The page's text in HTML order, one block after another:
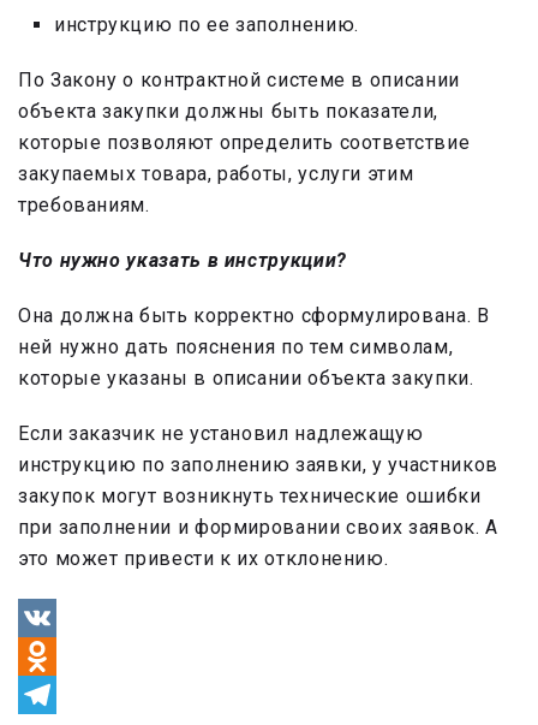
инструкцию по ее заполнению.
По Закону о контрактной системе в описании
объекта закупки должны быть показатели,
которые позволяют определить соответствие
закупаемых товара, работы, услуги этим
требованиям.
Что нужно указать в инструкции?
Она должна быть корректно сформулирована. В
ней нужно дать пояснения по тем символам,
которые указаны в описании объекта закупки.
Если заказчик не установил надлежащую
инструкцию по заполнению заявки, у участников
закупок могут возникнуть технические ошибки
при заполнении и формировании своих заявок. А
это может привести к их отклонению.
VK
Odnoklassniki